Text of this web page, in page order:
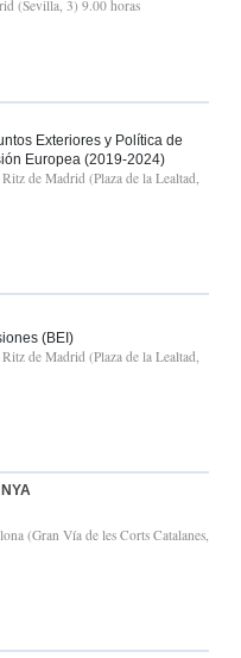
(Sevilla, 3) 9.00 horas
Exteriores y Política de
Europea (2019-2024)
de Madrid (Plaza de la Lealtad,
(BEI)
de Madrid (Plaza de la Lealtad,
(Gran Vía de les Corts Catalanes,